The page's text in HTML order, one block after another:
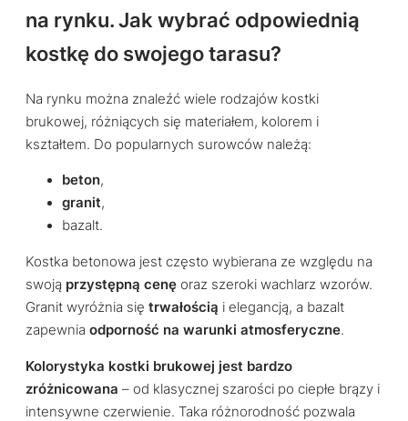
na rynku. Jak wybrać odpowiednią
kostkę do swojego tarasu?
Na rynku można znaleźć wiele rodzajów kostki
brukowej, różniących się materiałem, kolorem i
kształtem. Do popularnych surowców należą:
beton,
granit,
bazalt.
Kostka betonowa jest często wybierana ze względu na
swoją przystępną cenę oraz szeroki wachlarz wzorów.
Granit wyróżnia się trwałością i elegancją, a bazalt
zapewnia odporność na warunki atmosferyczne.
Kolorystyka kostki brukowej jest bardzo
zróżnicowana – od klasycznej szarości po ciepłe brązy i
intensywne czerwienie. Taka różnorodność pozwala